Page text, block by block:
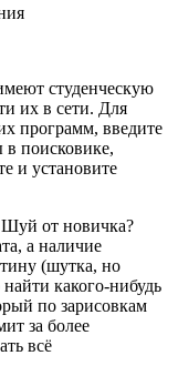
студенческую
их в сети. Для
программ, введите
в поисковике,
и установите
Шуй от новичка?
а наличие
(шутка, но
какого-нибудь
по зарисовкам
за более
всё